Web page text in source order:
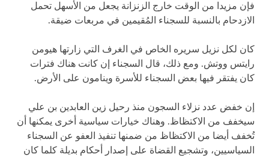
فإن مزيدا من الوقت خارج الزنزانة يجعل من الأسهل تحمل
الازدحام بالنسبة للسجناء المُقيمين في مربعات ضيقة.
كان لكل نزيل سريره الخاص في الغرف التي زارتها هيومن
رايتس ووتش. ومع ذلك، قال السجناء إن كانت هناك فترات
كان يفتقر فيها بعض السجناء للأسرة وينامون على الأرض.
إن خفض عدد نزلاء السجون منذ رحيل زين العابدين بن علي
سيخفف من الاكتظاظ. وهناك خيارات سياسية أخرى يمكنها أن
تُخفف أيضا من الاكتظاظ من ضمنها تنفيذ العفو عن السجناء
السياسيين، وتشجيع القضاة على إصدار أحكام بديلة كلما كان